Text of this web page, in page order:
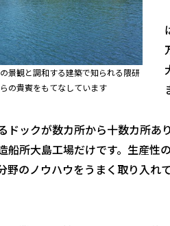
景観と調和する建築で知られる隈研
の貴賓をもてなしています
ドックが数カ所から十数カ所
所大島工場だけです。生産
野のノウハウをうまく取り入